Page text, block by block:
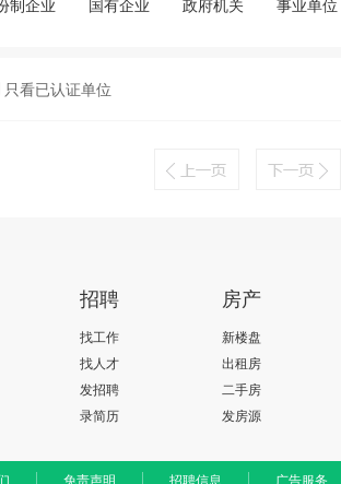
制企业 国有企业 政府机关 事业单位
只看已认证单位
招聘
找工作
找人才
发招聘
录简历
房产
新楼盘
出租房
二手房
发房源
免责声明 招聘信息 广告服务